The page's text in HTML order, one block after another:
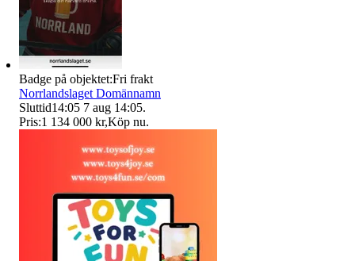
Badge på objektet:Fri frakt
Norrlandslaget Domännamn
Sluttid14:05 7 aug 14:05.
Pris:1 134 000 kr,Köp nu.